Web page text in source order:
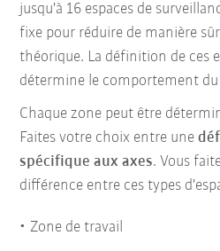
jusqu'à 16 espaces de
fixe pour réduire de manière
théorique. La définition de ces
détermine le comportement
Chaque zone peut être
Faites votre choix entre une
spécifique aux axes. Vous
différence entre ces types
Zone de travail